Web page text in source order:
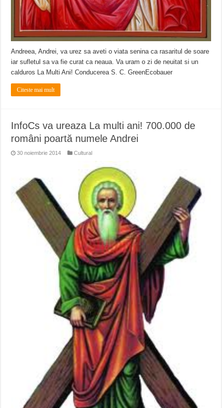
Andreea, Andrei, va urez sa aveti o viata senina ca rasaritul de soare
iar sufletul sa va fie curat ca neaua. Va uram o zi de neuitat si un
calduros La Multi Ani! Conducerea S. C. GreenEcobauer
Citeste mai mult
InfoCs va ureaza La multi ani! 700.000 de
români poartă numele Andrei
30 noiembrie 2014 Cultural